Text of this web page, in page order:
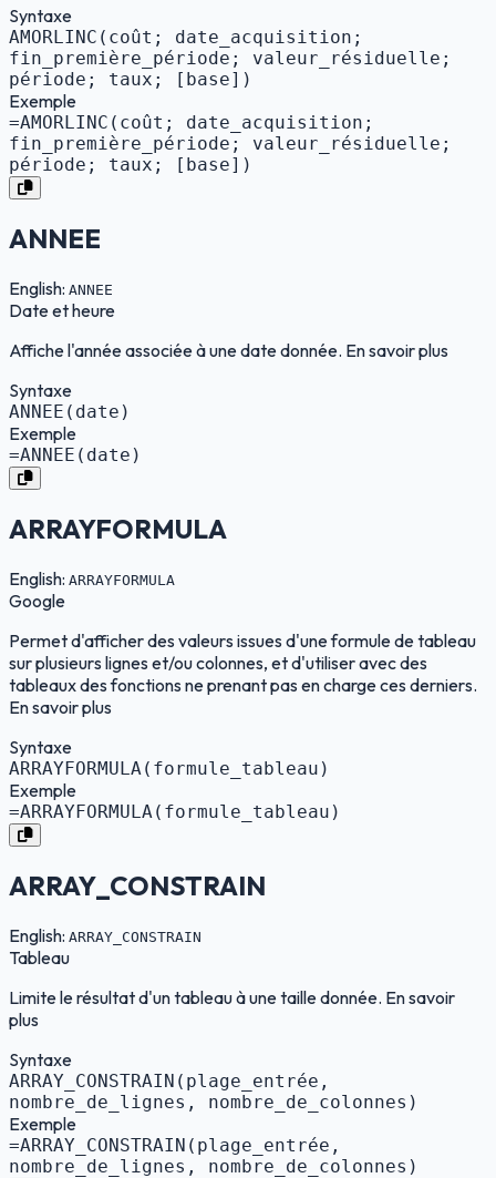
Syntaxe
AMORLINC(coût; date_acquisition;
fin_première_période; valeur_résiduelle;
période; taux; [base])
Exemple
=AMORLINC(coût; date_acquisition;
fin_première_période; valeur_résiduelle;
période; taux; [base])
ANNEE
English: ANNEE
Date et heure
Affiche l'année associée à une date donnée. En savoir plus
Syntaxe
ANNEE(date)
Exemple
=ANNEE(date)
ARRAYFORMULA
English: ARRAYFORMULA
Google
Permet d'afficher des valeurs issues d'une formule de tableau
sur plusieurs lignes et/ou colonnes, et d'utiliser avec des
tableaux des fonctions ne prenant pas en charge ces derniers.
En savoir plus
Syntaxe
ARRAYFORMULA(formule_tableau)
Exemple
=ARRAYFORMULA(formule_tableau)
ARRAY_CONSTRAIN
English: ARRAY_CONSTRAIN
Tableau
Limite le résultat d'un tableau à une taille donnée. En savoir
plus
Syntaxe
ARRAY_CONSTRAIN(plage_entrée,
nombre_de_lignes, nombre_de_colonnes)
Exemple
=ARRAY_CONSTRAIN(plage_entrée,
nombre_de_lignes, nombre_de_colonnes)